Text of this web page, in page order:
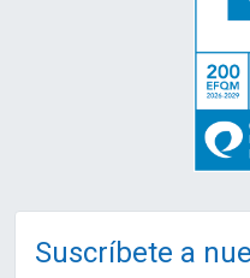
Suscríbete a